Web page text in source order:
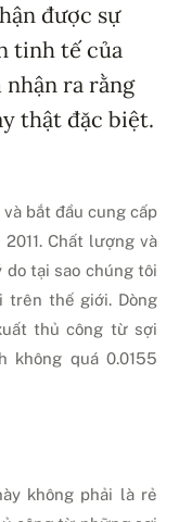
được sự
tinh tế của
nhận ra rằng
thật đặc biệt.
bắt đầu cung cấp
Chất lượng và
do tại sao chúng tôi
trên thế giới. Dòng
thủ công từ sợi
không quá 0.0155
không phải là rẻ